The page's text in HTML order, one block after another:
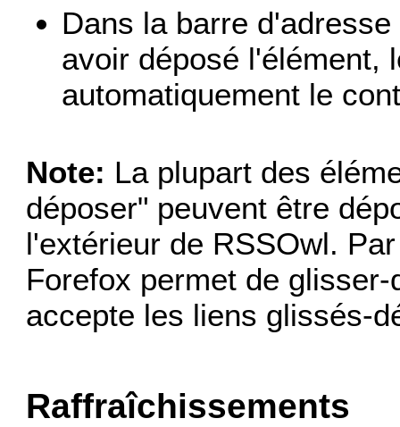
Dans la barre
avoir déposé l'élément,
automatiquement le
Note: La plupart des
déposer" peuvent être
l'extérieur de RSSOwl.
Forefox permet de
accepte les liens glissés-
Raffraîchissements